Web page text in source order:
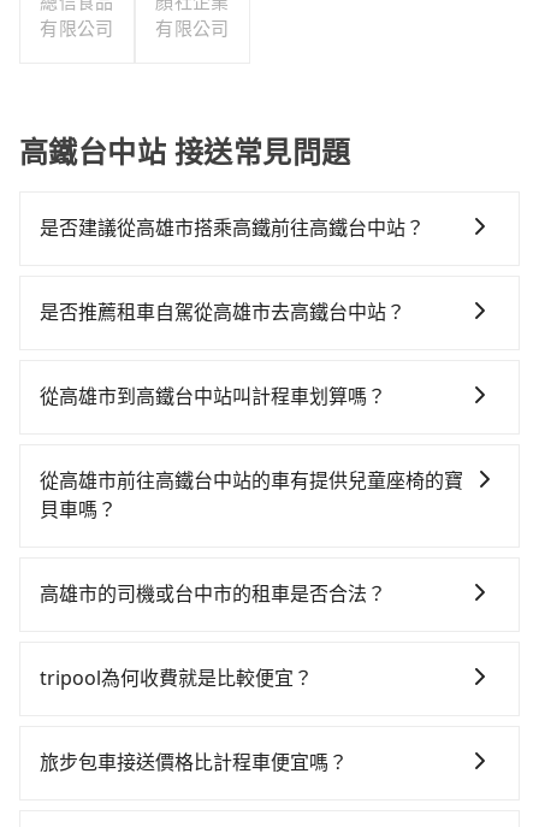
有限公司
有限公司
高鐵台中站 接送常見問題
是否建議從高雄市搭乘高鐵前往高鐵台中站？
適、省時、較貴！從最早05:50一直到22:55，左營-台中
票、通過閘口、並在月台上等待列車的到來，大概又過
站。全程加上轉車時間共1小時27分鐘，假設6位同行，
高鐵加轉乘之平均每人花費為790元。但如果全程使用
快，但卻要額外支出約0元的交通費，所以對於不是這麼
最多可再節省50%的交通費用。
是否推薦租車自駕從高雄市去高鐵台中站？
時不需要閉目養神（因為要自己開車），最重要的是你
$115~205承租小轎車，每公里再額外加收$3.2，從高雄
市（左營區）到高鐵台中站的花費預估為
時40元路邊停車費用預估進去，但額外的汽車保險與可
差的車款，如果人數超過四位，更是沒有較大的七人座
凹的車門仍未被修理，每一次租車都好像在開樂透一
從高雄市到高鐵台中站叫計程車划算嗎？
灣大車隊、Uber、Line Taxi、Yoxi等，如果在路邊攔不
到車，也可考慮打電話至中華正大車隊等叫車看看。依
品質上，tripool都是你從高雄市到高鐵台中站的最佳選
從高雄市前往高鐵台中站的車有提供兒童座椅的寶
貝車嗎？
繫好安全帶，如四歲以下或身高不足的幼童無法正常綁
選租用適合1~4歲的兒童汽車座椅或4歲以上的增高墊，
攜帶汽車座椅，不僅家中小寶貝坐的舒適習慣。
高雄市的司機或台中市的租車是否合法？
車、私家車或野雞車在招攬生意，這不僅是違法可能被
都無法監控或追查。最好別為了省小錢而冒上不必要的
tripool為何收費就是比較便宜？
一次使用tripool的會擔心價格比市價便宜不少，是不是
旅步包車接送價格比計程車便宜嗎？